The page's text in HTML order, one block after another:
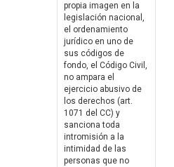
propia imagen en la
legislación nacional,
el ordenamiento
jurídico en uno de
sus códigos de
fondo, el Código Civil,
no ampara el
ejercicio abusivo de
los derechos (art.
1071 del CC) y
sanciona toda
intromisión a la
intimidad de las
personas que no